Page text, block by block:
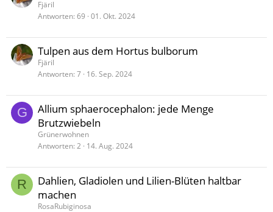
Fjäril
Antworten 69 01. Okt. 2024
Tulpen aus dem Hortus bulborum
Fjäril
Antworten 7 16. Sep. 2024
G
Allium sphaerocephalon: jede Menge
Brutzwiebeln
Grünerwohnen
Antworten 2 14. Aug. 2024
R
Dahlien, Gladiolen und Lilien-Blüten haltbar
machen
RosaRubiginosa